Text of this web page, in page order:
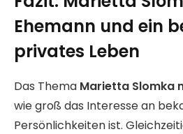
Ehemann und ein
privates Leben
Das Thema Marietta Slomka
wie groß das Interesse an
Persönlichkeiten ist.